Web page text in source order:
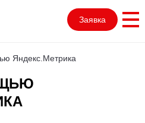
Заявка
Яндекс.Метрика